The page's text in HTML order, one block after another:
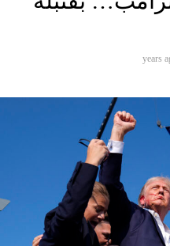
الاستخدام؟ هل الذروة
أبيب بمسيّرة قتلت مدنياً،
في الحديدة، وهو أمر لم
هي تدمير الطائرات
لصواريخ الحزب في عمق
سينهي الحروب
بايدن، قد